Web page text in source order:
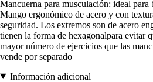
Mancuerna para musculación: ideal para
Mango ergonómico de acero y con
seguridad. Los extremos son de acero
tienen la forma de hexagonalpara evitar
mayor número de ejercicios que las
vende por separado
Información adicional